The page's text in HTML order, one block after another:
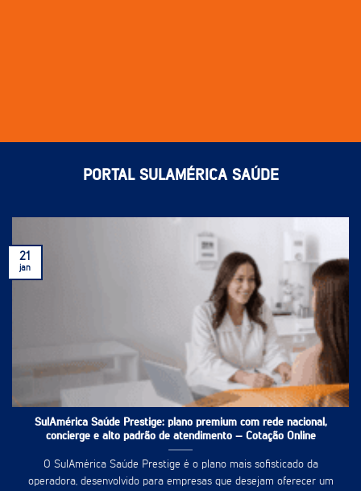
PORTAL SULAMÉRICA SAÚDE
SulAmérica Saúde Prestige: plano premium com rede nacional,
concierge e alto padrão de atendimento – Cotação Online
O SulAmérica Saúde Prestige é o plano mais sofisticado da
operadora, desenvolvido para empresas que desejam oferecer um
21
jan